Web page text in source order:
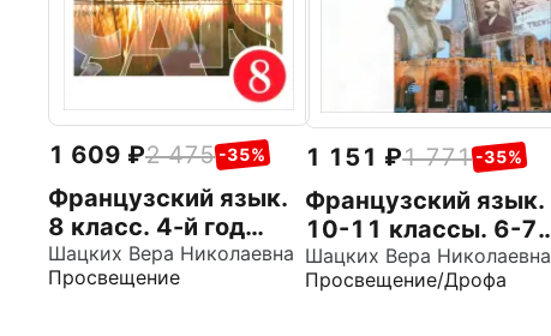
1 609 2 475 -35%
Французский язык.
8 класс. 4-й год
обучения. Учебник.
ФГОС
Шацких Вера Николаевна
Просвещение
1 151 1 771 -35%
Французский язык.
10-11 классы. 6-7-
й годы обучения.
Учебник. Базовый
Шацких Вера Николаевна
Просвещение/Дрофа